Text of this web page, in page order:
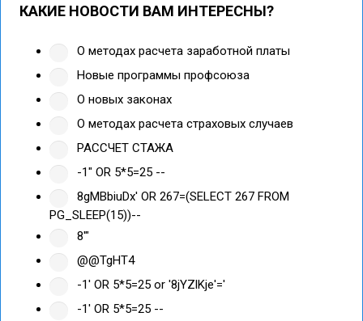
КАКИЕ НОВОСТИ ВАМ ИНТЕРЕСНЫ?
О методах расчета заработной платы
Новые программы профсоюза
О новых законах
О методах расчета страховых случаев
РАССЧЕТ СТАЖА
-1" OR 5*5=25 --
8gMBbiuDx' OR 267=(SELECT 267 FROM
PG_SLEEP(15))--
8'"
@@TgHT4
-1' OR 5*5=25 or '8jYZlKje'='
-1' OR 5*5=25 --